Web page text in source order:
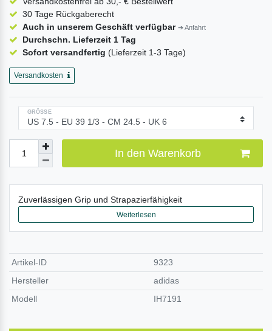
30 Tage Rückgaberecht
Auch in unserem Geschäft verfügbar ➔ Anfahrt
Durchschn. Lieferzeit 1 Tag
Sofort versandfertig (Lieferzeit 1-3 Tage)
Versandkosten
GRÖSSE
In den Warenkorb
Zuverlässigen Grip und Strapazierfähigkeit
Weiterlesen
Artikel-ID
9323
Hersteller
adidas
Modell
IH7191